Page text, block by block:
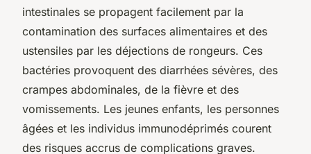
intestinales se propagent facilement par la
contamination des surfaces alimentaires et des
ustensiles par les déjections de rongeurs. Ces
bactéries provoquent des diarrhées sévères, des
crampes abdominales, de la fièvre et des
vomissements. Les jeunes enfants, les personnes
âgées et les individus immunodéprimés courent
des risques accrus de complications graves.